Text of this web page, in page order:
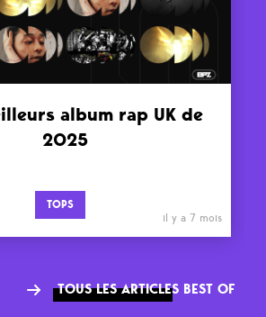
album rap UK de
2025
TOPS
il y a 7 mois
TOUS LES ARTICLES BEST OF